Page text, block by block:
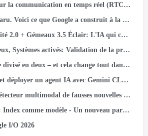
en temps réel (RTC) à grande échelle
Voici ce que Google a construit à la place.
3.5 Éclair: L'IA qui code, Essais, et les navires - sans vous.
Validation de la préparation à la perte de puissance instantanée
deux – et cela change tout dans l'infrastructure de l'IA
un agent IA avec Gemini CLI et Google ADK: UN
fausses nouvelles indonésiennes avec JAX, Lin, et Keras Kinetic sur Cloud TPU
- Un nouveau paradigme de récupération pour les systèmes de recommandation
I/O 2026